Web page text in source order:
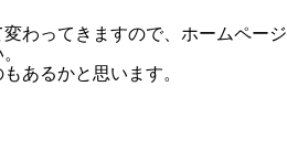
わってきますので、ホームページ
あるかと思います。